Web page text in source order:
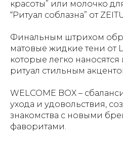
красоты” или молочко
“Ритуал соблазна” от
Финальным штрихом
матовые жидкие тени от
которые легко
ритуал стильным
WELCOME BOX –
ухода и удовольствия,
знакомства с новыми
фаворитами.